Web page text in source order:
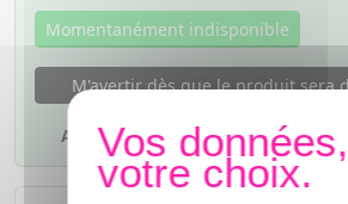
Momentanément indisponible
M'avertir dès que le produit sera
Ajouter à mes favoris